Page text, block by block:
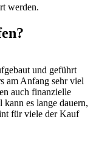
werden.
und geführt
am Anfang sehr viel
auch finanzielle
es lange dauern,
für viele der Kauf